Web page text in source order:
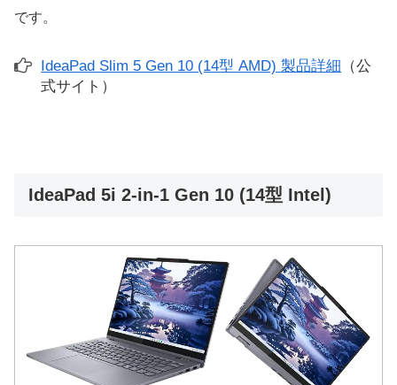
です。
IdeaPad Slim 5 Gen 10 (14型 AMD) 製品詳細 （公
式サイト）
IdeaPad 5i 2-in-1 Gen 10 (14型 Intel)